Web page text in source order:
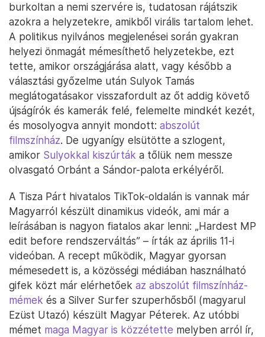
burkoltan a nemi szervére is, tudatosan rájátszik
azokra a helyzetekre, amikből virális tartalom lehet.
A politikus nyilvános megjelenései során gyakran
helyezi önmagát mémesíthető helyzetekbe, ezt
tette, amikor országjárása alatt, vagy később a
választási győzelme után Sulyok Tamás
meglátogatásakor visszafordult az őt addig követő
újságírók és kamerák felé, felemelte mindkét kezét,
és mosolyogva annyit mondott: abszolút
filmszínház. De ugyanígy elsütötte a szlogent,
amikor Sulyokkal kiszúrták a tőlük nem messze
olvasgató Orbánt a Sándor-palota erkélyéről.
A Tisza Párt hivatalos TikTok-oldalán is vannak már
Magyarról készült dinamikus videók, ami már a
leírásában is nagyon fiatalos akar lenni: „Hardest MP
edit before rendszerváltás” – írták az április 11-i
videóban. A recept működik, Magyar gyorsan
mémesedett is, a közösségi médiában használható
gifek közt már elérhetőek az abszolút filmszínház-
mémek és a Silver Surfer szuperhősből (magyarul
Ezüst Utazó) készült Magyar Péterek. Az utóbbi
mémet maga Magyar is közzétette melyben arról ír,